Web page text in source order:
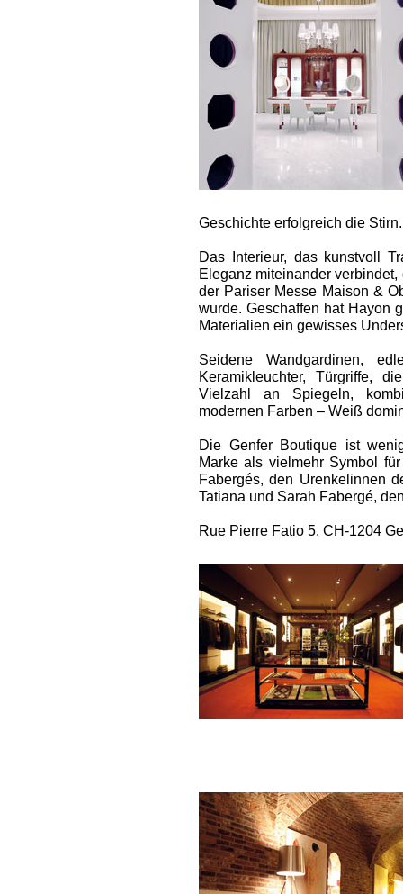
Geschichte erfolgreich die Stirn.
Das Interieur, das kunstvoll
Eleganz miteinander
der Pariser Messe Maison &
wurde. Geschaffen hat Hayon
Materialien ein gewisses
Seide­ne Wandgardinen,
Keramikleuchter, Türgriffe,
Vielzahl an Spiegeln,
modernen Farben – Weiß
Die Genfer Boutique ist
Marke als vielmehr Symbol
Fabergés, den Urenkelinnen
Tatiana und Sarah Fabergé,
Rue Pierre Fatio 5, CH-1204